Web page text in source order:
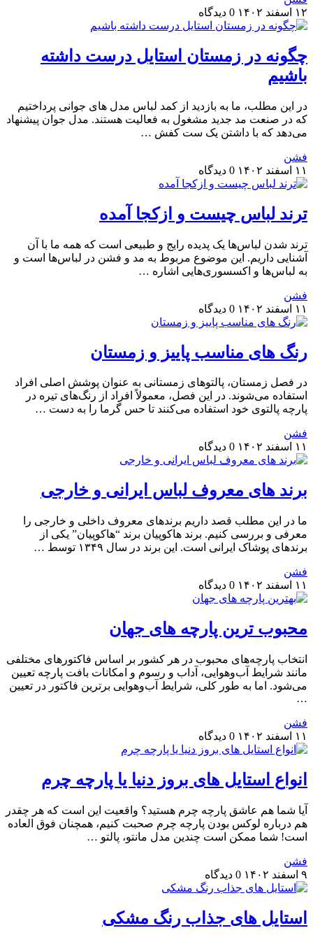
۱۲ اسفند ۱۴۰۲
0 دیدگاه
چگونه در زمستان استایل درست داشته
باشیم
در این مطلب، ما به بازدید از کمد لباس مدل های جوانی پرداختیم
که در صنعت مد جدید مشغول به فعالیت هستند. مدل جوان پیشنهاد
می‌دهد که با داشتن یک ست کفش …
فشن
۱۱ اسفند ۱۴۰۲
0 دیدگاه
ترند لباس چیست و ازکجا آمده
ترند شدن لباس‌ها یک پدیده رایج و طبیعی است که همه ما با آن
آشنایی داریم. این موضوع مربوط به مد و فشن در لباس‌ها است و
به لباس‌ها و اکسسوری‌هایی اشاره …
فشن
۱۱ اسفند ۱۴۰۲
0 دیدگاه
رنگ های مناسب پاییز و زمستان
در فصل زمستان، پالتوهای زمستانی به عنوان پوشش اصلی افراد
استفاده می‌شوند. در این فصل، معمولاً افراد از رنگ‌های تیره در
پارچه پالتوی خود استفاده می‌کنند تا حس گرما را به دست …
فشن
۱۱ اسفند ۱۴۰۲
0 دیدگاه
برند های معروف لباس ایرانی و خارجی
ما در این مطلب قصد داریم برندهای معروف داخلی و خارجی را
معرفی و بررسی کنیم. برند هاکوپیان برند “هاکوپیان” یکی از
برندهای پوشاک ایرانی است. این برند در سال ۱۳۴۹ توسط …
فشن
۱۱ اسفند ۱۴۰۲
0 دیدگاه
محبوب ترین پارچه های جهان
انتخاب پارچه‌های محبوب در هر کشور بر اساس فاکتورهای مختلفی
مانند شرایط آب‌وهوایی، آداب و رسوم و امکانات بافت پارچه تعیین
می‌شود. اما به طور کلی، شرایط آب‌وهوایی برترین فاکتور در تعیین
…
فشن
۱۱ اسفند ۱۴۰۲
0 دیدگاه
انواع استایل های بروز دنیا یا پارچه چرم
آیا شما هم عاشق پارچه چرم هستید؟ واقعیت این است که هر چقدر
هم درباره لوکس بودن پارچه چرم صحبت کنیم، همچنان فوق العاده
است! شما ممکن است چندین مدل مانتو، پالتو …
فشن
۹ اسفند ۱۴۰۲
0 دیدگاه
استایل های جذاب رنگ مشکی